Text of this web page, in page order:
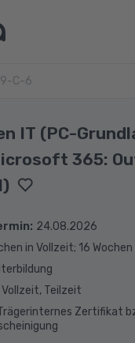
C-6
IT (PC-
365:
: 24.08.2026
in Vollzeit; 16
Vollzeit, Teilzeit
Zertifikat